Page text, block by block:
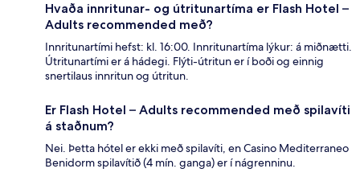
Hvaða innritunar- og útritunartíma er Flash Hotel –
Adults recommended með?
Innritunartími hefst: kl. 16:00. Innritunartíma lýkur: á miðnætti.
Útritunartími er á hádegi. Flýti-útritun er í boði og einnig
snertilaus innritun og útritun.
Er Flash Hotel – Adults recommended með spilavíti
á staðnum?
Nei. Þetta hótel er ekki með spilavíti, en Casino Mediterraneo
Benidorm spilavítið (4 mín. ganga) er í nágrenninu.